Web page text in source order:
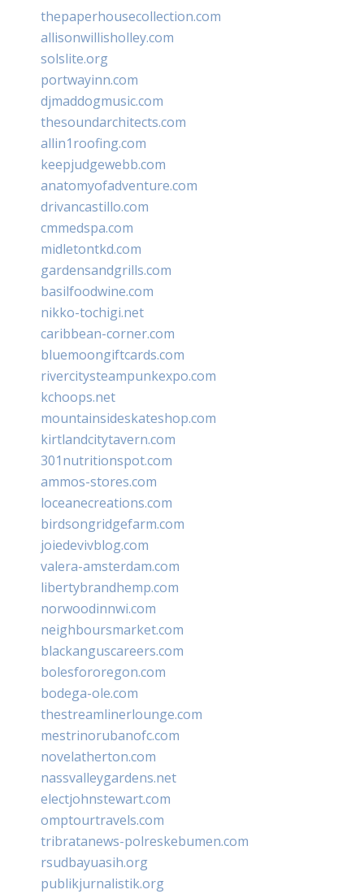
thepaperhousecollection.com
allisonwillisholley.com
solslite.org
portwayinn.com
djmaddogmusic.com
thesoundarchitects.com
allin1roofing.com
keepjudgewebb.com
anatomyofadventure.com
drivancastillo.com
cmmedspa.com
midletontkd.com
gardensandgrills.com
basilfoodwine.com
nikko-tochigi.net
caribbean-corner.com
bluemoongiftcards.com
rivercitysteampunkexpo.com
kchoops.net
mountainsideskateshop.com
kirtlandcitytavern.com
301nutritionspot.com
ammos-stores.com
loceanecreations.com
birdsongridgefarm.com
joiedevivblog.com
valera-amsterdam.com
libertybrandhemp.com
norwoodinnwi.com
neighboursmarket.com
blackanguscareers.com
bolesfororegon.com
bodega-ole.com
thestreamlinerlounge.com
mestrinorubanofc.com
novelatherton.com
nassvalleygardens.net
electjohnstewart.com
omptourtravels.com
tribratanews-polreskebumen.com
rsudbayuasih.org
publikjurnalistik.org